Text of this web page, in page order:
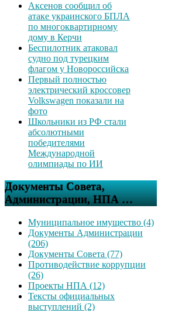
Аксенов сообщил об
атаке украинского БПЛА
по многоквартирному
дому в Керчи
Беспилотник атаковал
судно под турецким
флагом у Новороссийска
Первый полностью
электрический кроссовер
Volkswagen показали на
фото
Школьники из РФ стали
абсолютными
победителями
Международной
олимпиады по ИИ
Документы Совета,
Администрации, НПА …
Муниципальное имущество (4)
Документы Администрации
(206)
Документы Совета (77)
Противодействие коррупции
(26)
Проекты НПА (12)
Тексты официальных
выступлений (2)